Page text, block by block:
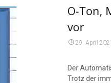
O-Ton,
vor
29. April 2021
Der
Trotz der